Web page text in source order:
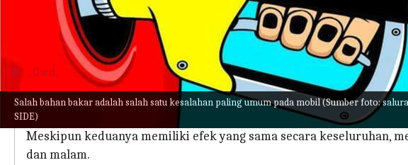
Salah bahan bakar adalah salah satu kesalahan paling umum pada mobil (Sumber foto:
SIDE)
secara menyeluruh, sebelum menyerahkan mobil tersebut.
_Card_
Mengapa artikel ini penting?
Secara tradisional, Internal Combustion Engine (ICE) digerakkan
Meskipun keduanya memiliki efek yang sama secara keseluruhan,
dan malam.